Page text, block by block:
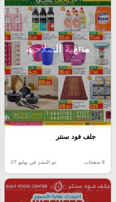
منتهية الصلاحية
جلف فود سنتر
9 صفحات تم النشر في يوليو 07